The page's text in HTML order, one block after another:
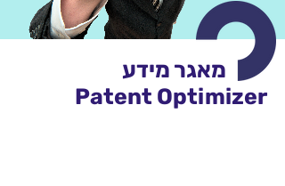
מאגר מידע
Patent Optimizer